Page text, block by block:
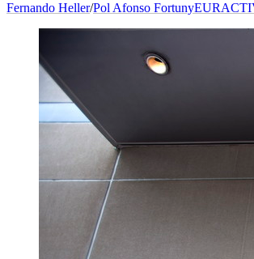
Fernando Heller/Pol Afonso Fortuny